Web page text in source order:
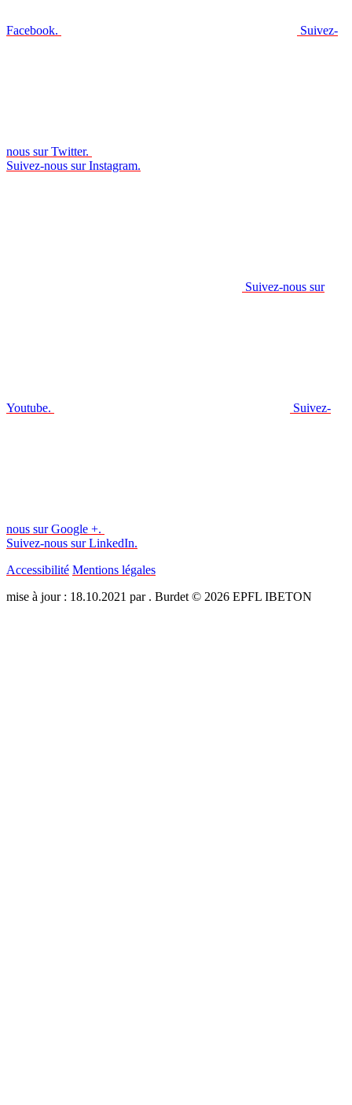
Facebook. Suivez-
nous sur Twitter.
Suivez-nous sur Instagram.
Suivez-nous sur
Youtube. Suivez-
nous sur Google +.
Suivez-nous sur LinkedIn.
Accessibilité Mentions légales
mise à jour : 18.10.2021 par . Burdet © 2026 EPFL IBETON